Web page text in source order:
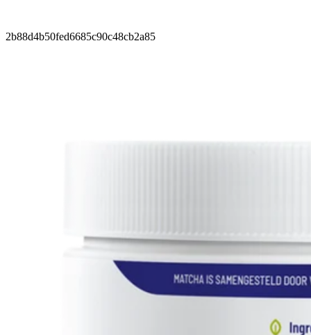
2b88d4b50fed6685c90c48cb2a85